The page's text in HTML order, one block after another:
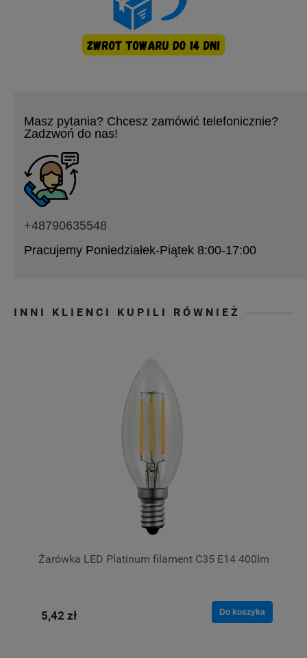
Masz pytania? Chcesz zamówić telefonicznie?
Zadzwoń do nas!
+48790635548
Pracujemy Poniedziałek-Piątek 8:00-17:00
INNI KLIENCI KUPILI RÓWNIEŻ
Żarówka LED Platinum filament C35 E14 400lm
5,42 zł Do koszyka